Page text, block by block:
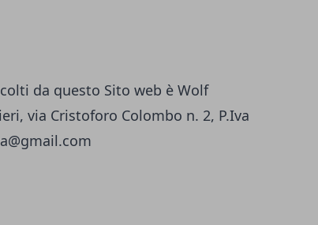
da questo Sito web è Wolf
via Cristoforo Colombo n. 2, P.Iva